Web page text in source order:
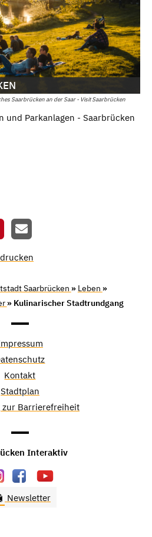
Saarbrücken an der Saar - Visit Saarbrücken
und Parkanlagen - Saarbrücken
Saarbrücken » Leben »
» Kulinarischer Stadtrundgang
Kontakt
Stadtplan
zur Barrierefreiheit
Interaktiv
Newsletter